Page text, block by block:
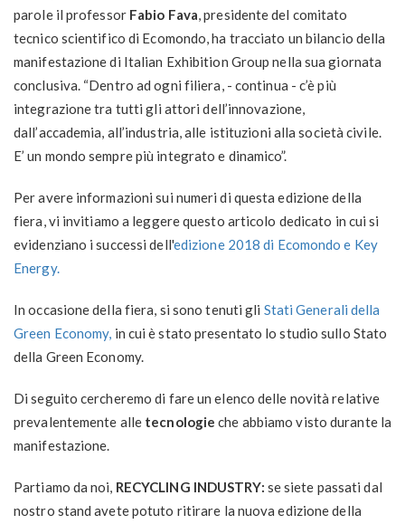
parole il professor Fabio Fava, presidente del comitato
tecnico scientifico di Ecomondo, ha tracciato un bilancio della
manifestazione di Italian Exhibition Group nella sua giornata
conclusiva. “Dentro ad ogni filiera, - continua - c’è più
integrazione tra tutti gli attori dell’innovazione,
dall’accademia, all’industria, alle istituzioni alla società civile.
E’ un mondo sempre più integrato e dinamico”.
Per avere informazioni sui numeri di questa edizione della
fiera, vi invitiamo a leggere questo articolo dedicato in cui si
evidenziano i successi dell'edizione 2018 di Ecomondo e Key
Energy.
In occasione della fiera, si sono tenuti gli Stati Generali della
Green Economy, in cui è stato presentato lo studio sullo Stato
della Green Economy.
Di seguito cercheremo di fare un elenco delle novità relative
prevalentemente alle tecnologie che abbiamo visto durante la
manifestazione.
Partiamo da noi, RECYCLING INDUSTRY: se siete passati dal
nostro stand avete potuto ritirare la nuova edizione della